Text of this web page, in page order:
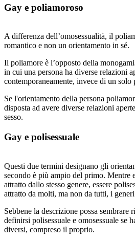
Gay e poliamoroso
A differenza dell’omosessualità, il
romantico e non un orientamento in sé.
Il poliamore è l’opposto della
in cui una persona ha diverse relazioni
contemporaneamente, invece di un solo
Se l'orientamento della persona
disposta ad avere diverse relazioni
sesso.
Gay e polisessuale
Questi due termini designano gli
secondo è più ampio del primo. Mentre
attratto dallo stesso genere, essere
attratto da molti, ma non da tutti, i
Sebbene la descrizione possa sembrare
definirsi polisessuale e omosessuale se
diversi, compreso il proprio.